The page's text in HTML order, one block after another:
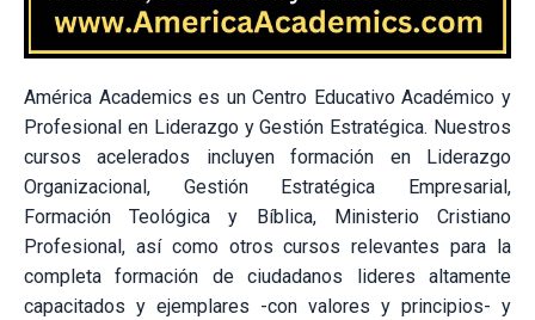
América Academics es un Centro Educativo Académico y
Profesional en Liderazgo y Gestión Estratégica. Nuestros
cursos acelerados incluyen formación en Liderazgo
Organizacional, Gestión Estratégica Empresarial,
Formación Teológica y Bíblica, Ministerio Cristiano
Profesional, así como otros cursos relevantes para la
completa formación de ciudadanos lideres altamente
capacitados y ejemplares -con valores y principios- y